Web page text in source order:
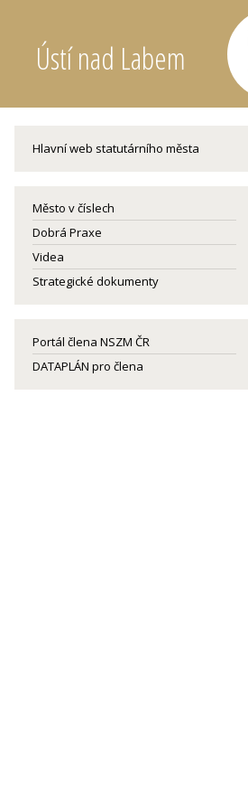
Ústí nad Labem
Hlavní web statutárního města
Město v číslech
Dobrá Praxe
Videa
Strategické dokumenty
Portál člena NSZM ČR
DATAPLÁN pro člena